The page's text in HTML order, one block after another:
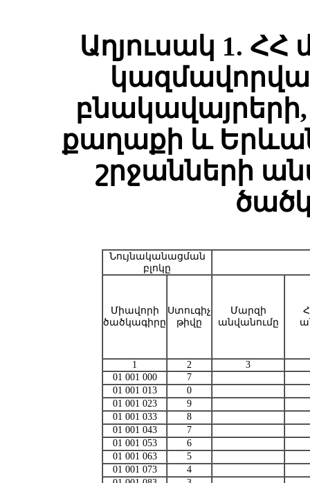
Աղյուսակ 1. ՀՀ
քաղաքի և
շրջանների
Նույնականացման
բլոկը
Միավորի
ծածկագիրը
Ստուգիչ
թիվը
Մարզի
անվանումը
1 2
3
01 001 000
7
01 001 013
0
01 001 023
9
01 001 033
8
01 001 043
7
01 001 053
6
01 001 063
5
01 001 073
4